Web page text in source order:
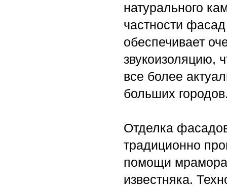
натурального
частности
обеспечивает
звукоизоляцию,
все более
больших
Отделка
традиционно
помощи
известняка.